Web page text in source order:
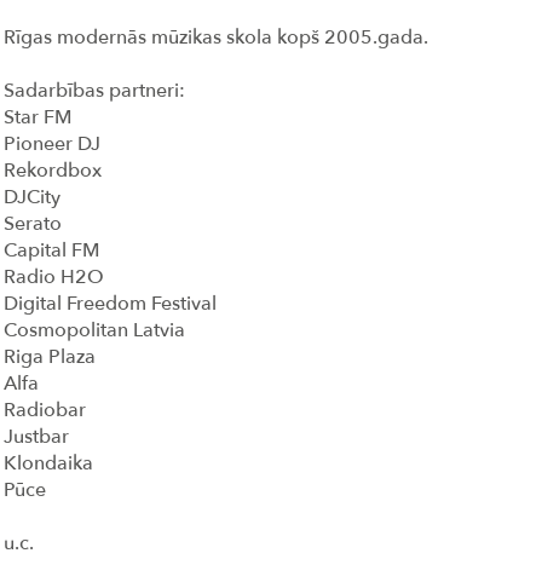
Rīgas modernās mūzikas skola kopš 2005.gada.
Sadarbības partneri:
Star FM
Pioneer DJ
Rekordbox
DJCity
Serato
Capital FM
Radio H2O
Digital Freedom Festival
Cosmopolitan Latvia
Riga Plaza
Alfa
Radiobar
Justbar
Klondaika
Pūce
u.c.